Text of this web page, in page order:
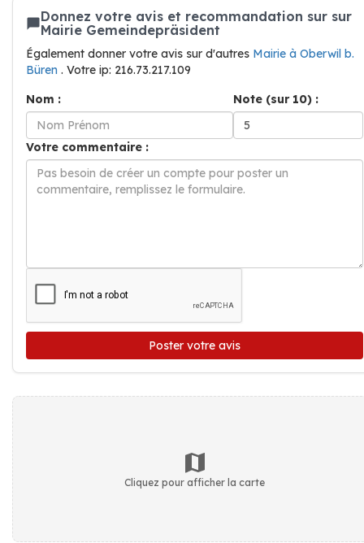
Donnez votre avis et recommandation sur sur
Mairie Gemeindepräsident
Également donner votre avis sur d'autres Mairie à Oberwil b.
Büren . Votre ip: 216.73.217.109
Nom :
Note (sur 10) :
Votre commentaire :
Poster votre avis
Cliquez pour afficher la carte